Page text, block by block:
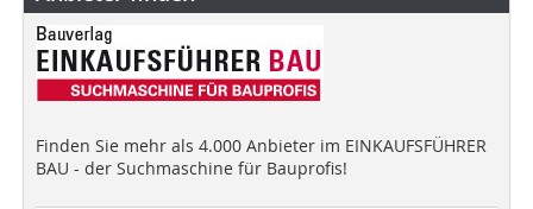
Finden Sie mehr als 4.000 Anbieter im EINKAUFSFÜHRER
BAU - der Suchmaschine für Bauprofis!